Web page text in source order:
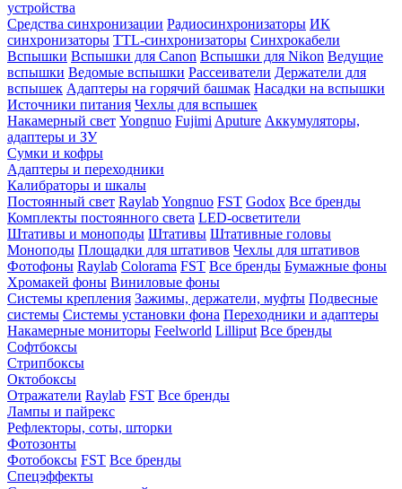
устройства
Средства синхронизации Радиосинхронизаторы ИК
синхронизаторы TTL-синхронизаторы Синхрокабели
Вспышки Вспышки для Canon Вспышки для Nikon Ведущие
вспышки Ведомые вспышки Рассеиватели Держатели для
вспышек Адаптеры на горячий башмак Насадки на вспышки
Источники питания Чехлы для вспышек
Накамерный свет Yongnuo Fujimi Aputure Аккумуляторы,
адаптеры и ЗУ
Сумки и кофры
Адаптеры и переходники
Калибраторы и шкалы
Постоянный свет RaylabYongnuo FST Godox Все бренды
Комплекты постоянного света LED-осветители
Штативы и моноподы Штативы Штативные головы
Моноподы Площадки для штативов Чехлы для штативов
Фотофоны Raylab Colorama FST Все бренды Бумажные фоны
Хромакей фоны Виниловые фоны
Системы крепления Зажимы, держатели, муфты Подвесные
системы Системы установки фона Переходники и адаптеры
Накамерные мониторы Feelworld Lilliput Все бренды
Софтбоксы
Стрипбоксы
Октобоксы
Отражатели Raylab FST Все бренды
Лампы и пайрекс
Рефлекторы, соты, шторки
Фотозонты
Фотобоксы FST Все бренды
Спецэффекты